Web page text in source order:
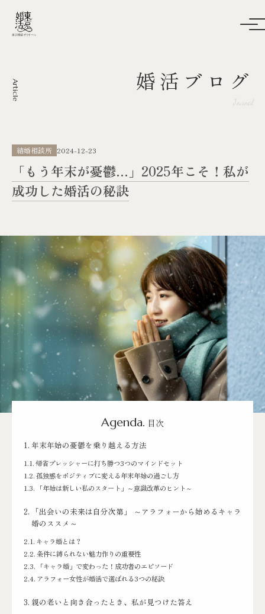
Article 婚活ブログ
Journal
結婚相談所 2024-12-23
「もう年末が憂鬱…」2025年こそ！私が
成功した婚活の秘訣
Agenda. 目次
年末年始の憂鬱を乗り越える方法
帰省プレッシャーに打ち勝つ3つのマインドセット
孤独感をポジティブに変える年末年始の過ごし方
「年始は新しい私のスタート」～意識改革のヒント～
「出会いの未来は自分次第」 ～アラフォーから始めるキャラ
婚のススメ～
キャラ婚とは？
条件に縛られない魅力作りの重要性
「キャラ婚」で変わった！成功者のエピソード
アラフォー女性が婚活で選ばれる3つの秘訣
親の老いと向き合ったとき、私が見つけた答え